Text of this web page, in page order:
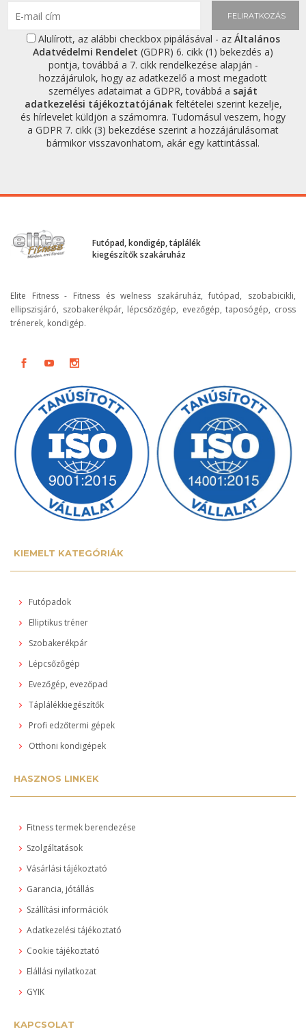
FELIRATKOZÁS
Alulírott, az alábbi checkbox pipálásával - az Általános
Adatvédelmi Rendelet (GDPR) 6. cikk (1) bekezdés a)
pontja, továbbá a 7. cikk rendelkezése alapján -
hozzájárulok, hogy az adatkezelő a most megadott
személyes adataimat a GDPR, továbbá a saját
adatkezelési tájékoztatójánakfeltételei szerint kezelje,
és hírlevelet küldjön a számomra. Tudomásul veszem, hogy
a GDPR 7. cikk (3) bekezdése szerint a hozzájárulásomat
bármikor visszavonhatom, akár egy kattintással.
Futópad, kondigép, táplálék
kiegészítők szakáruház
Elite Fitness - Fitness és welness szakáruház, futópad, szobabicikli,
ellipszisjáró, szobakerékpár, lépcsőzőgép, evezőgép, taposógép, cross
trénerek, kondigép.
KIEMELT KATEGÓRIÁK
Futópadok
Elliptikus tréner
Szobakerékpár
Lépcsőzőgép
Evezőgép, evezőpad
Táplálékkiegészítők
Profi edzőtermi gépek
Otthoni kondigépek
HASZNOS LINKEK
Fitness termek berendezése
Szolgáltatások
Vásárlási tájékoztató
Garancia, jótállás
Szállítási információk
Adatkezelési tájékoztató
Cookie tájékoztató
Elállási nyilatkozat
GYIK
KAPCSOLAT